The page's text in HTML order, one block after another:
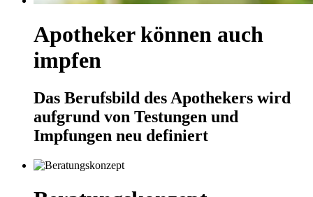
Apotheker können auch
impfen
Das Berufsbild des Apothekers wird
aufgrund von Testungen und
Impfungen neu definiert